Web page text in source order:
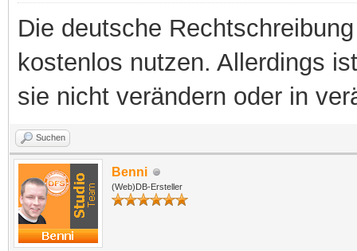
Die deutsche
kostenlos nutzen. Allerdings
sie nicht verändern oder in
Suchen
Benni
(Web)DB-Ersteller